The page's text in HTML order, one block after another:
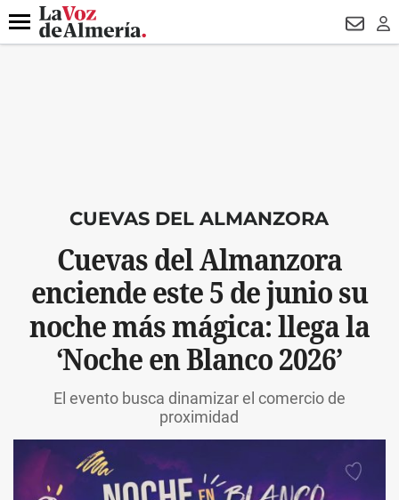
DESTACADO TURISMO
Menú
CUEVAS DEL ALMANZORA
Cuevas del Almanzora
enciende este 5 de junio su
noche más mágica: llega la
‘Noche en Blanco 2026’
El evento busca dinamizar el comercio de
proximidad